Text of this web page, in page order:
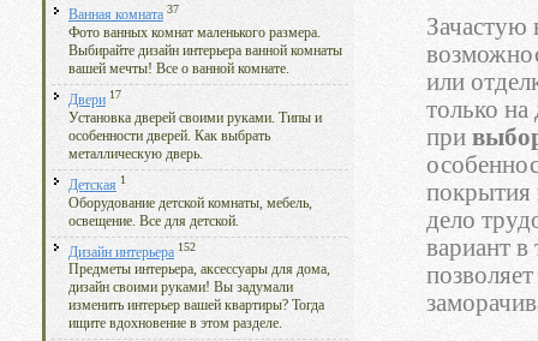
Ванная комната 37
Фото ванных комнат маленького размера.
Выбирайте дизайн интерьера ванной комнаты
вашей мечты! Все о ванной комнате.
Двери 17
Установка дверей своими руками. Типы и
особенности дверей. Как выбрать
металлическую дверь.
Детская 1
Оборудование детской комнаты, мебель,
освещение. Все для детской.
Дизайн интерьера 152
Предметы интерьера, аксессуары для дома,
дизайн своими руками! Вы задумали
изменить интерьер вашей квартиры? Тогда
ищите вдохновение в этом разделе.
Зачастую
или
только
при
покрытия
дело
вариант